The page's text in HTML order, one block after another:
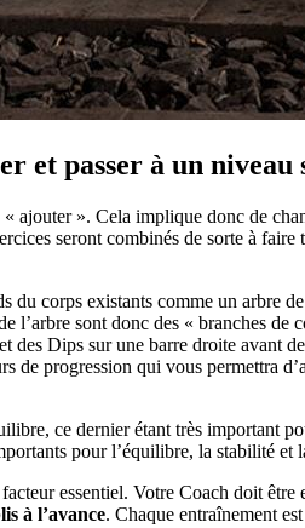
et passer à un niveau
ajouter ». Cela implique donc de
seront combinés de sorte à
du corps existants comme un arbre
l’arbre sont donc des « branches
des Dips sur une barre droite
de progression qui vous permettra
ce dernier étant très important
pour l’équilibre, la stabilité et
essentiel. Votre Coach doit
à l’avance. Chaque entraînement